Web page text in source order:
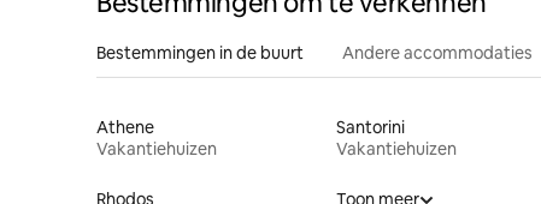
Bestemmingen in de buurt Andere accommodaties
Athene
Vakantiehuizen
Santorini
Vakantiehuizen
Rhodos Toon meer